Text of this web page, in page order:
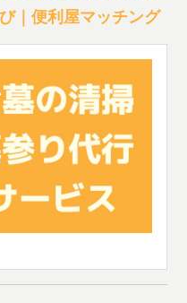
｜便利屋マッチング